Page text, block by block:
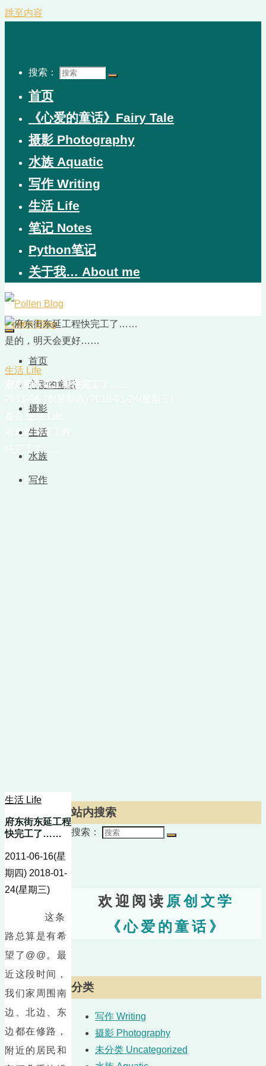
跳至内容
搜索：
首页
《心爱的童话》Fairy Tale
摄影 Photography
水族 Aquatic
写作 Writing
生活 Life
笔记 Notes
Python笔记
关于我… About me
Pollen Blog
是的，明天会更好……
首页
心爱的童话
摄影
生活
水族
写作
生活 Life
府东街东延工程快完工了……
生活 Life
府东街东延工程
快完工了……
生活 Life
府东街东延工程
快完工了……
2011-06-16(星
期四) 2018-01-
24(星期三)
这条
路总算是有希
望了@@。最
近这段时间，
我们家周围南
边、北边、东
边都在修路，
附近的居民和
站内搜索
搜索：
欢迎阅读 原创文学
《心爱的童话》
分类
写作 Writing
摄影 Photography
未分类 Uncategorized